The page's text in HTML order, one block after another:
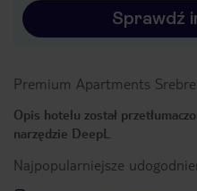
Sprawdź
Premium Apartments
Opis hotelu został
narzędzie DeepL
Najpopularniejsze